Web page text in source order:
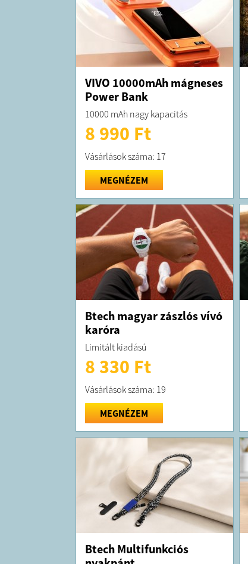
VIVO 10000mAh mágneses
Power Bank
10000 mAh nagy kapacitás
8 990 Ft
Vásárlások száma: 17
MEGNÉZEM
Btech magyar zászlós vívó
karóra
Limitált kiadású
8 330 Ft
Vásárlások száma: 19
MEGNÉZEM
Btech Multifunkciós